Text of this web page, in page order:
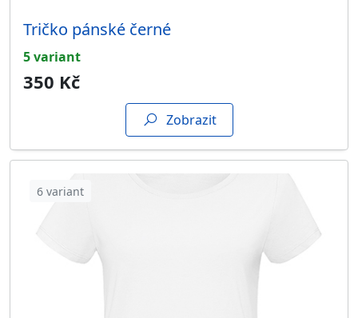
Tričko pánské černé
5 variant
350 Kč
Zobrazit
6 variant